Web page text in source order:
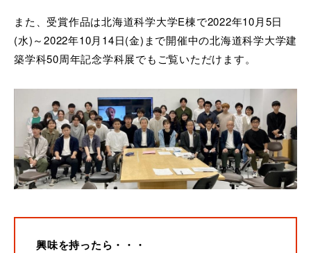
また、受賞作品は北海道科学大学E棟で2022年10月5日
(水)～2022年10月14日(金)まで開催中の北海道科学大学建
築学科50周年記念学科展でもご覧いただけます。
興味を持ったら・・・